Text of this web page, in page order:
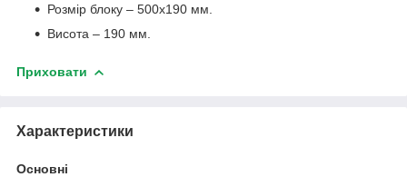
Розмір блоку – 500х190 мм.
Висота – 190 мм.
Приховати
Характеристики
Основні